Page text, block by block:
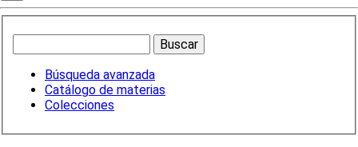
Búsqueda avanzada
Catálogo de materias
Colecciones